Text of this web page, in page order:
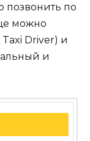
позвонить по
можно
Driver) и
и